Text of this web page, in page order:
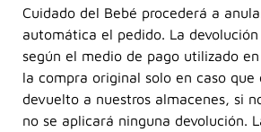
Cuidado del Bebé procederá a
automática el pedido. La
según el medio de pago utilizado
la compra original solo en caso que
devuelto a nuestros almacenes, si
no se aplicará ninguna devolución.